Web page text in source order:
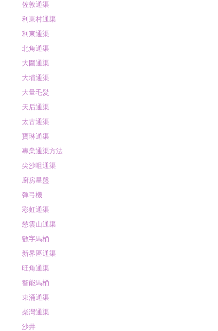
九龍灣通渠
佐敦通渠
利東村通渠
利東通渠
北角通渠
大圍通渠
大埔通渠
大量毛髮
天后通渠
太古通渠
寶琳通渠
專業通渠方法
尖沙咀通渠
廚房星盤
彈弓機
彩虹通渠
慈雲山通渠
數字馬桶
新界區通渠
旺角通渠
智能馬桶
東涌通渠
柴灣通渠